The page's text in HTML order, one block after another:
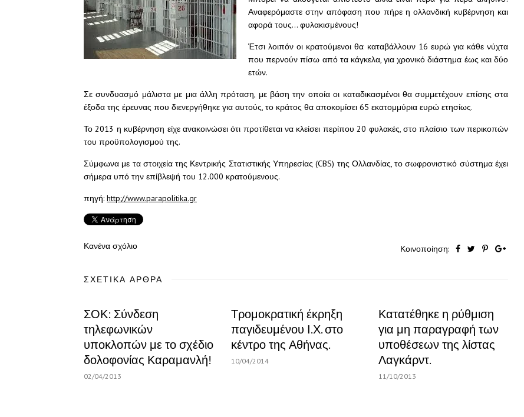
Αναφερόμαστε στην απόφαση που πήρε η ολλανδική κυβέρνηση και
αφορά τους… φυλακισμένους!
Έτσι λοιπόν οι κρατούμενοι θα καταβάλλουν 16 ευρώ για κάθε νύχτα
που περνούν πίσω από τα κάγκελα, για χρονικό διάστημα έως και δύο
ετών.
Σε συνδυασμό μάλιστα με μια άλλη πρόταση, με βάση την οποία οι καταδικασμένοι θα συμμετέχουν επίσης στα
έξοδα της έρευνας που διενεργήθηκε για αυτούς, το κράτος θα αποκομίσει 65 εκατομμύρια ευρώ ετησίως.
Το 2013 η κυβέρνηση είχε ανακοινώσει ότι προτίθεται να κλείσει περίπου 20 φυλακές, στο πλαίσιο των περικοπών
του προϋπολογισμού της.
Σύμφωνα με τα στοιχεία της Κεντρικής Στατιστικής Υπηρεσίας (CBS) της Ολλανδίας, το σωφρονιστικό σύστημα έχει
σήμερα υπό την επίβλεψή του 12.000 κρατούμενους.
πηγή: http://www.parapolitika.gr
Κανένα σχόλιο Κοινοποίηση:
ΣΧΕΤΙΚΆ ΆΡΘΡΑ
ΣΟΚ: Σύνδεση
τηλεφωνικών
υποκλοπών με το σχέδιο
δολοφονίας Καραμανλή!
02/04/2013
Τρομοκρατική έκρηξη
παγιδευμένου Ι.Χ. στο
κέντρο της Αθήνας.
10/04/2014
Κατατέθηκε η ρύθμιση
για μη παραγραφή των
υποθέσεων της λίστας
Λαγκάρντ.
11/10/2013